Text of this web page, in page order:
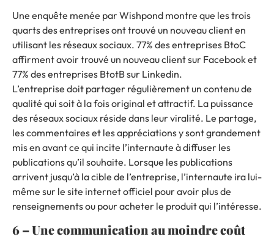
Une enquête menée parWishpond montre que les trois
quarts des entreprises ont trouvé un nouveau client en
utilisant les réseaux sociaux. 77% des entreprises BtoC
affirment avoir trouvé un nouveau client sur Facebook et
77% des entreprises BtotB sur Linkedin.
L’entreprise doit partager régulièrement un contenu de
qualité qui soit à la fois original et attractif. La puissance
des réseaux sociaux réside dans leur viralité. Le partage,
les commentaires et les appréciations y sont grandement
mis en avant ce qui incite l’internaute à diffuser les
publications qu’il souhaite. Lorsque les publications
arrivent jusqu’à la cible de l’entreprise, l’internaute ira lui-
même sur le site internet officiel pour avoir plus de
renseignements ou pour acheter le produit qui l’intéresse.
6 – Une communication au moindre coût